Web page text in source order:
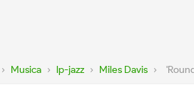
› Musica › lp-jazz › Miles Davis ›